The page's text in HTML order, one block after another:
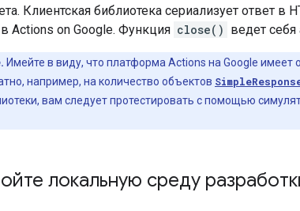
Клиентская библиотека сериализует ответ
в Actions on Google. Функция close() ведет себя
Имейте в виду, что платформа Actions на Google
например, на количество объектов
вам следует протестировать с помощью
локальную среду